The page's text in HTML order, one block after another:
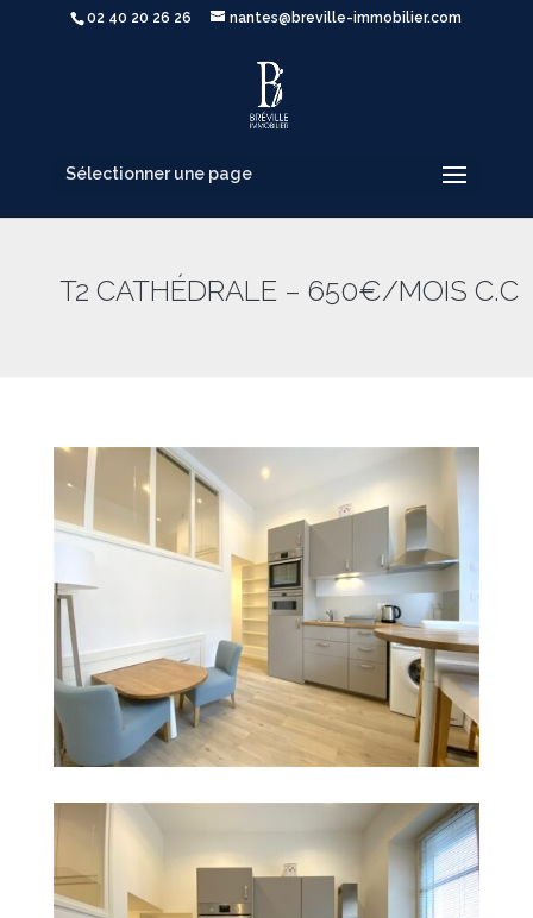
02 40 20 26 26 nantes@breville-immobilier.com
Sélectionner une page
T2 CATHÉDRALE – 650€/MOIS C.C